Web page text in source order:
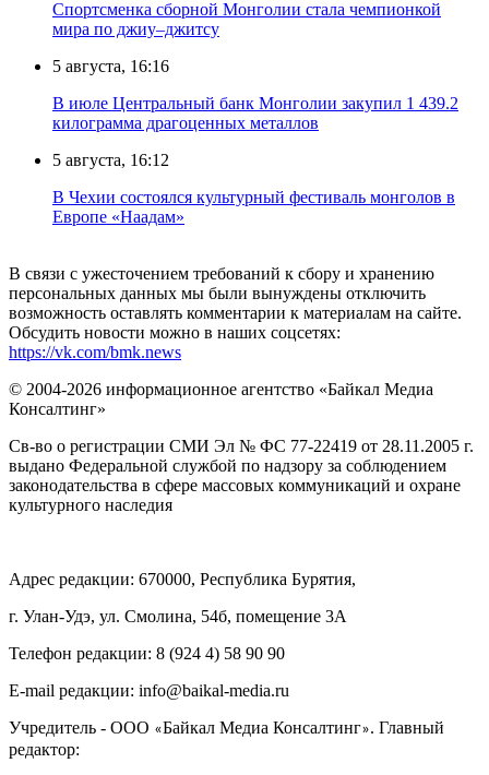
Спортсменка сборной Монголии стала чемпионкой
мира по джиу–джитсу
5 августа, 16:16
В июле Центральный банк Монголии закупил 1 439.2
килограмма драгоценных металлов
5 августа, 16:12
В Чехии состоялся культурный фестиваль монголов в
Европе «Наадам»
В связи с ужесточением требований к сбору и хранению
персональных данных мы были вынуждены отключить
возможность оставлять комментарии к материалам на сайте.
Обсудить новости можно в наших соцсетях:
https://vk.com/bmk.news
© 2004-2026 информационное агентство «Байкал Медиа
Консалтинг»
Св-во о регистрации СМИ Эл № ФС 77-22419 от 28.11.2005 г.
выдано Федеральной службой по надзору за соблюдением
законодательства в сфере массовых коммуникаций и охране
культурного наследия
Адрес редакции: 670000, Республика Бурятия,
г. Улан-Удэ, ул. Смолина, 54б, помещение 3А
Телефон редакции: ‎‎8 (924 4) 58 90 90
E-mail редакции: info@baikal-media.ru
Учредитель - ООО «Байкал Медиа Консалтинг». Главный
редактор: